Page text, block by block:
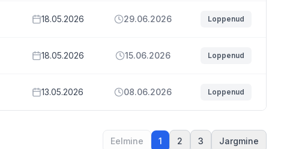
18.05.2026 29.06.2026 Loppenud
18.05.2026 15.06.2026 Loppenud
13.05.2026 08.06.2026 Loppenud
Eelmine 1 2 3 Jargmine